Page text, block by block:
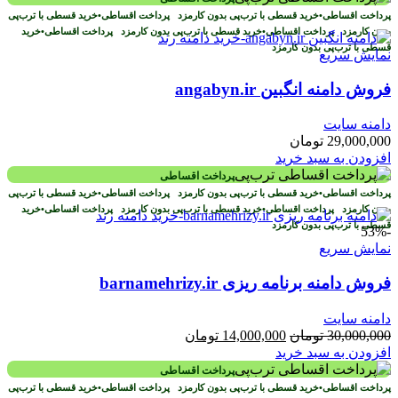
پرداخت اقساطی•خرید قسطی با ترب‌پی بدون کارمزد پرداخت اقساطی•خرید قسطی با ترب‌پی
بدون کارمزدپرداخت اقساطی•خرید قسطی با ترب‌پی بدون کارمزد پرداخت اقساطی•خرید
قسطی با ترب‌پی بدون کارمزد
نمایش سریع
فروش دامنه انگبین angabyn.ir
دامنه سایت
29,000,000 تومان
افزودن به سبد خرید
پرداخت اقساطی
پرداخت اقساطی•خرید قسطی با ترب‌پی بدون کارمزد پرداخت اقساطی•خرید قسطی با ترب‌پی
بدون کارمزد پرداخت اقساطی•خرید قسطی با ترب‌پی بدون کارمزد پرداخت اقساطی•خرید
قسطی با ترب‌پی بدون کارمزد
-53%
نمایش سریع
فروش دامنه برنامه ریزی barnamehrizy.ir
دامنه سایت
30,000,000 تومان قیمت
اصلی
30,000,000 تومان
بود.
14,000,000 تومان
است.
افزودن به سبد خرید
پرداخت اقساطی
پرداخت اقساطی•خرید قسطی با ترب‌پی بدون کارمزد پرداخت اقساطی•خرید قسطی با ترب‌پی